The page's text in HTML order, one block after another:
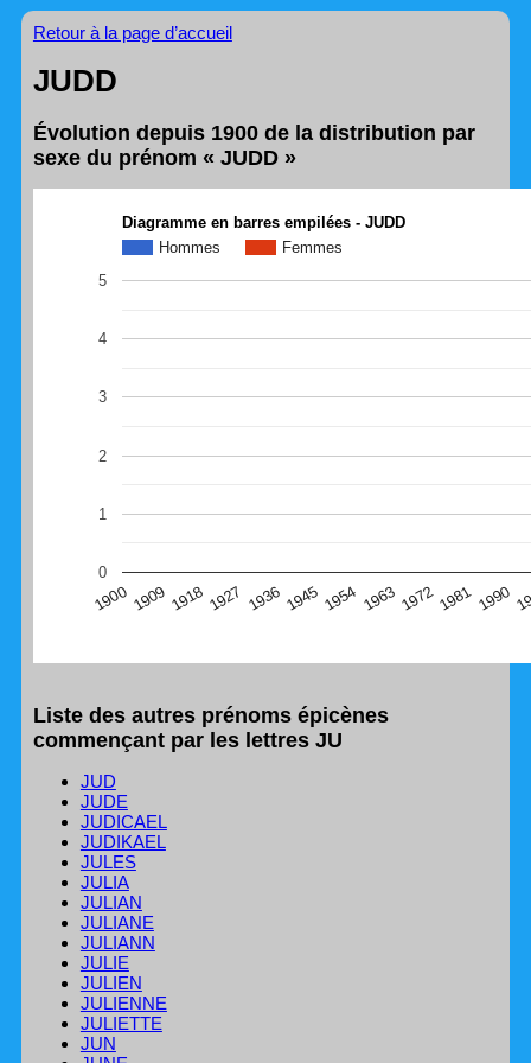
Retour à la page d’accueil
JUDD
Évolution depuis 1900 de la distribution par
sexe du prénom « JUDD »
Diagramme en barres empilées - JUDD
Hommes
Femmes
1900 1909 1918 1927 1936 1945 1954 1963 19721981 1990
0
1
2
3
4
5
navigateur Safari en ce moment)
Liste des autres prénoms épicènes
commençant par les lettres JU
JUD
JUDE
JUDICAEL
JUDIKAEL
JULES
JULIA
JULIAN
JULIANE
JULIANN
JULIE
JULIEN
JULIENNE
JULIETTE
JUN